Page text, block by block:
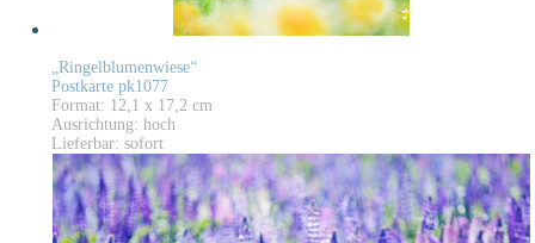
„Ringelblumenwiese“
Postkarte pk1077
Format: 12,1 x 17,2 cm
Ausrichtung: hoch
Lieferbar: sofort